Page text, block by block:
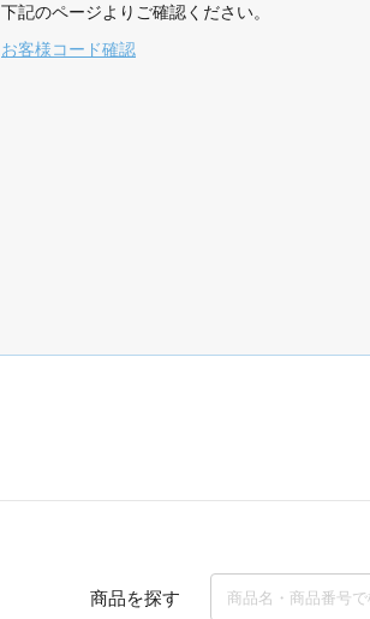
下記のページよりご確認ください。
お客様コード確認
商品を探す